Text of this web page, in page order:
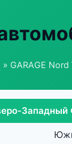
» GARAGE Nord
Западный